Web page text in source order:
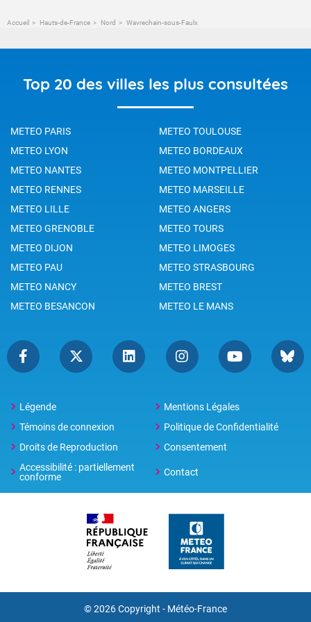
Accueil Hauts-de-France Nord Wavrechain-sous-Faulx
Top 20 des villes les plus consultées
METEO PARIS
METEO TOULOUSE
METEO LYON
METEO BORDEAUX
METEO NANTES
METEO MONTPELLIER
METEO RENNES
METEO MARSEILLE
METEO LILLE
METEO ANGERS
METEO GRENOBLE
METEO TOURS
METEO DIJON
METEO LIMOGES
METEO PAU
METEO STRASBOURG
METEO NANCY
METEO BREST
METEO BESANCON
METEO LE MANS
Légende
Mentions Légales
Témoins de connexion
Politique de Confidentialité
Droits de Reproduction
Consentement
Accessibilité : partiellement
conforme
Contact
© 2026 Copyright - Météo-France